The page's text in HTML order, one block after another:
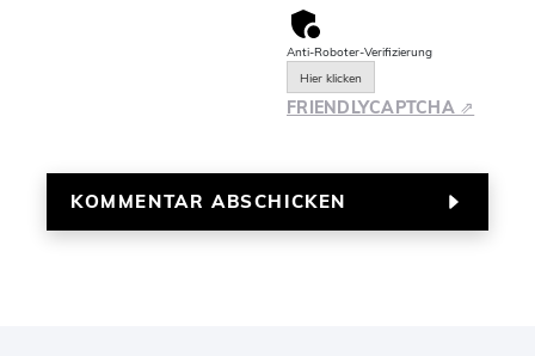
Anti-Roboter-Verifizierung
Hier klicken
FRIENDLYCAPTCHA ⇗